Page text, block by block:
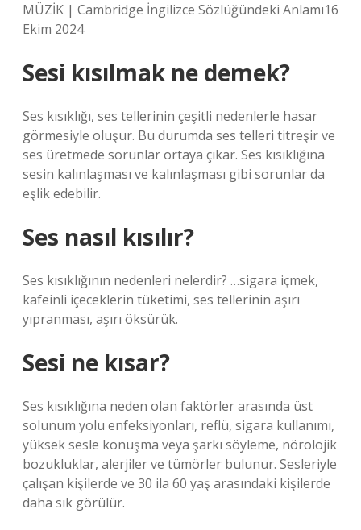
MÜZİK | Cambridge İngilizce Sözlüğündeki Anlamı16
Ekim 2024
Sesi kısılmak ne demek?
Ses kısıklığı, ses tellerinin çeşitli nedenlerle hasar
görmesiyle oluşur. Bu durumda ses telleri titreşir ve
ses üretmede sorunlar ortaya çıkar. Ses kısıklığına
sesin kalınlaşması ve kalınlaşması gibi sorunlar da
eşlik edebilir.
Ses nasıl kısılır?
Ses kısıklığının nedenleri nelerdir? …sigara içmek,
kafeinli içeceklerin tüketimi, ses tellerinin aşırı
yıpranması, aşırı öksürük.
Sesi ne kısar?
Ses kısıklığına neden olan faktörler arasında üst
solunum yolu enfeksiyonları, reflü, sigara kullanımı,
yüksek sesle konuşma veya şarkı söyleme, nörolojik
bozukluklar, alerjiler ve tümörler bulunur. Sesleriyle
çalışan kişilerde ve 30 ila 60 yaş arasındaki kişilerde
daha sık görülür.